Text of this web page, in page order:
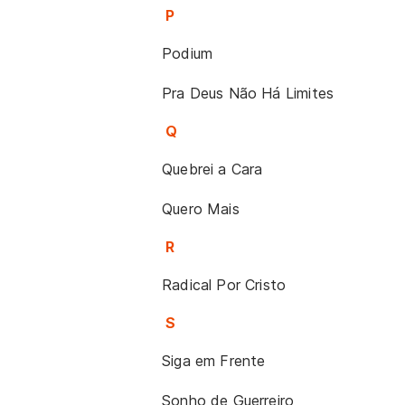
P
Podium
Pra Deus Não Há Limites
Q
Quebrei a Cara
Quero Mais
R
Radical Por Cristo
S
Siga em Frente
Sonho de Guerreiro